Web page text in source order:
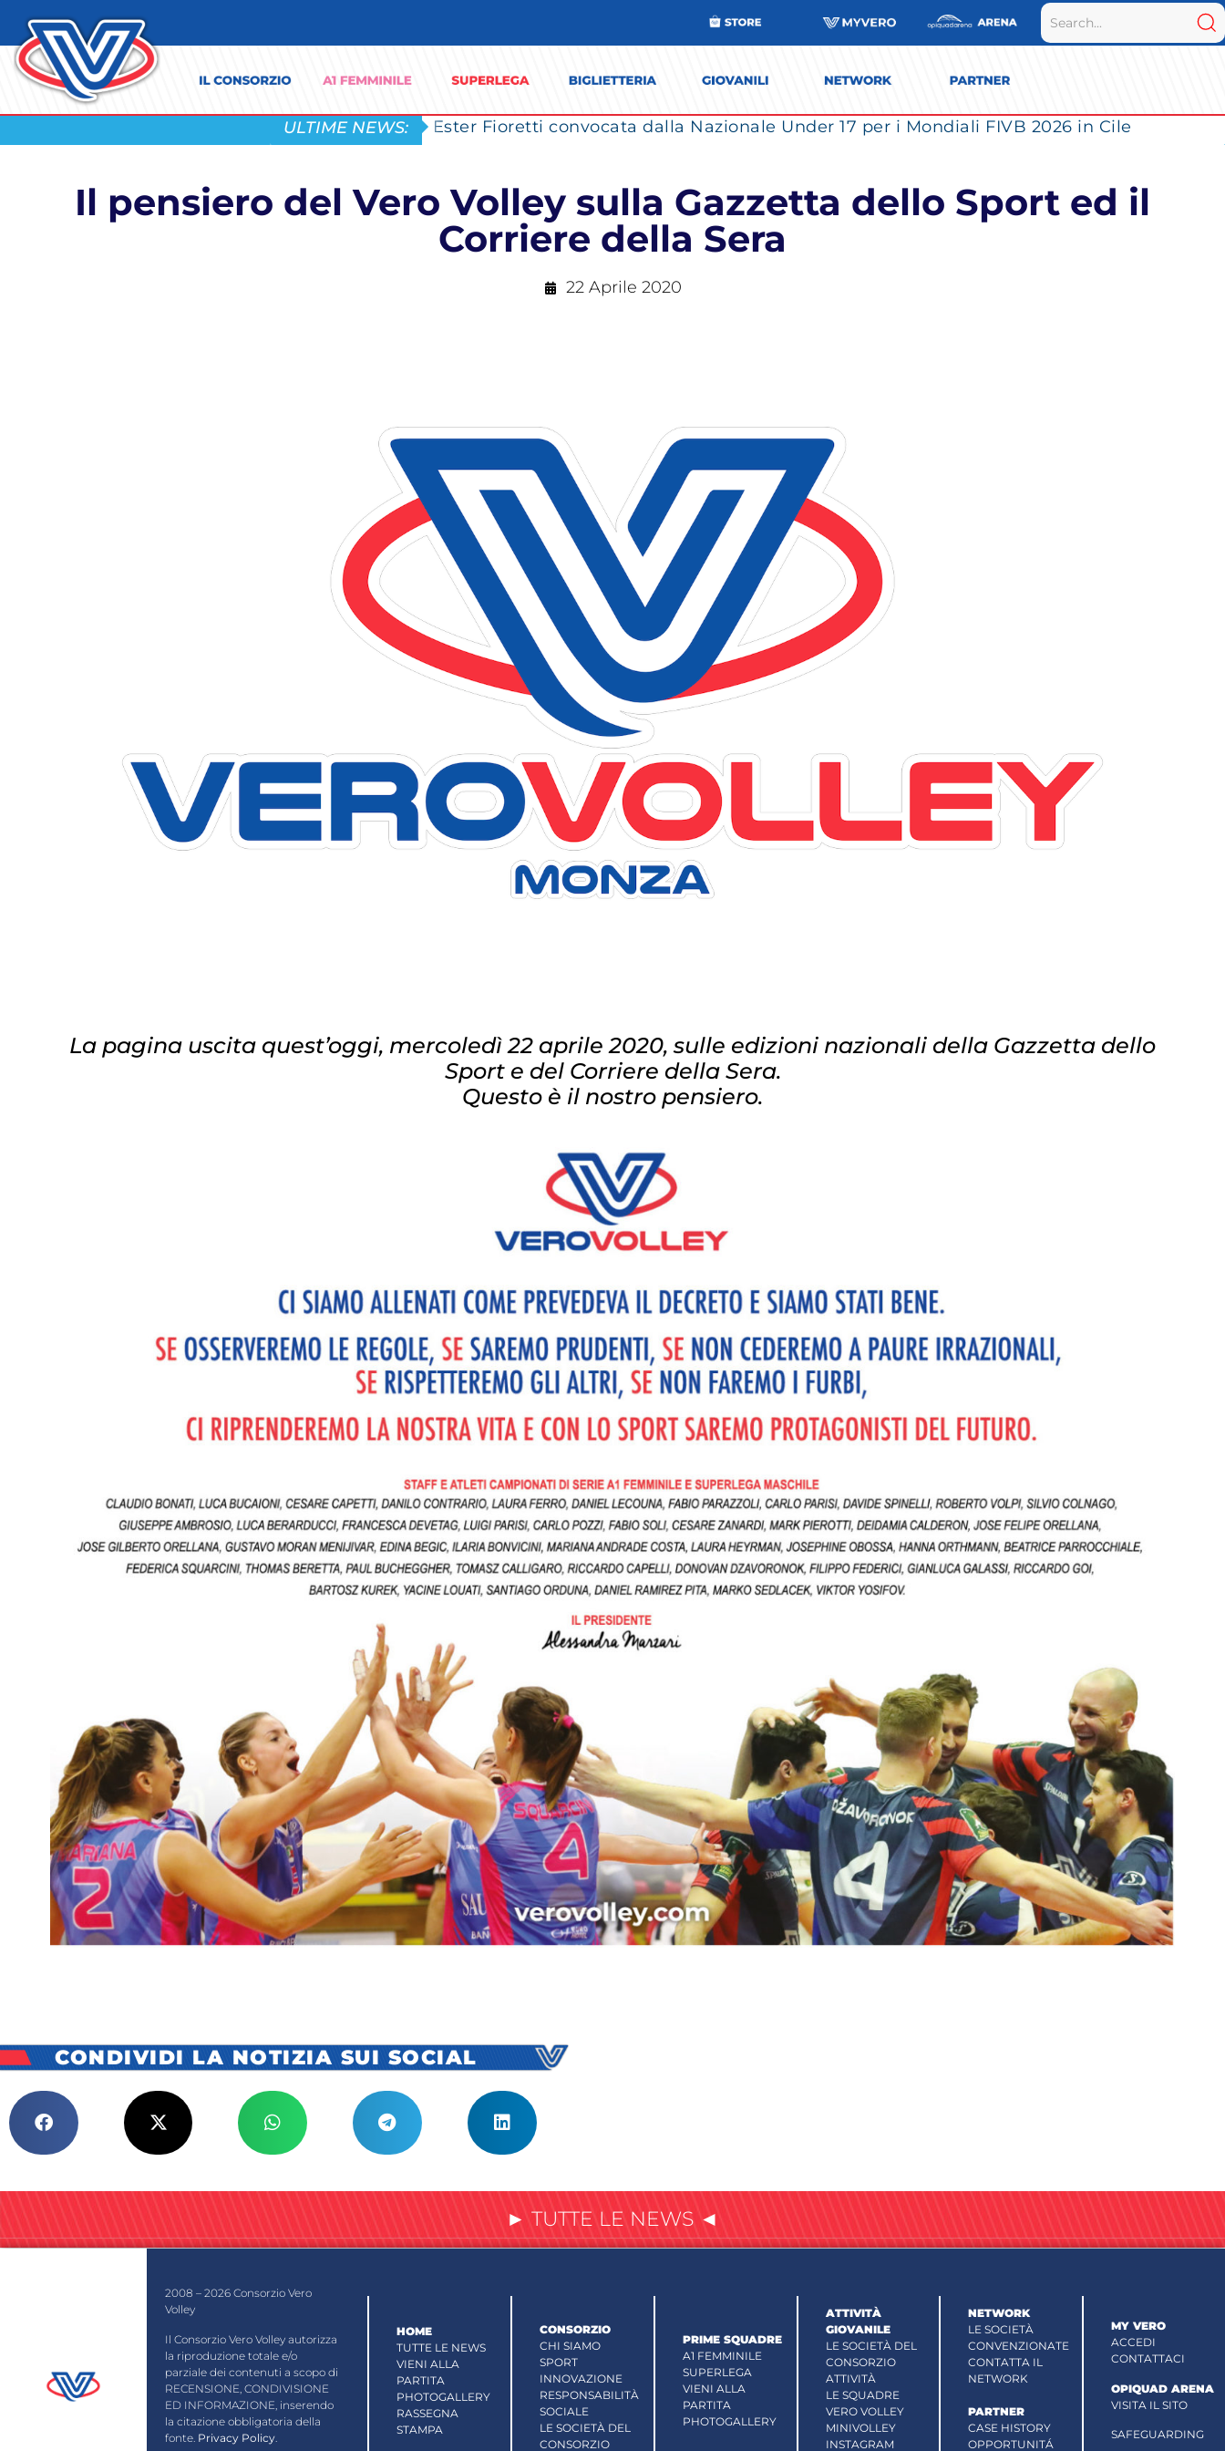
ULTIME NEWS: Ester Fioretti convocata dalla Nazionale Under 17 per i Mondiali FIVB 2026 in Cile
Il pensiero del Vero Volley sulla Gazzetta dello Sport ed il
Corriere della Sera
22 Aprile 2020
La pagina uscita quest’oggi, mercoledì 22 aprile 2020, sulle edizioni nazionali della Gazzetta dello
Sport e del Corriere della Sera.
Questo è il nostro pensiero.
CONDIVIDI LA NOTIZIA SUI SOCIAL
► TUTTE LE NEWS ◄
2008 – 2026 Consorzio Vero
Volley
Il Consorzio Vero Volley autorizza
la riproduzione totale e/o
parziale dei contenuti a scopo di
RECENSIONE, CONDIVISIONE
ED INFORMAZIONE, inserendo
la citazione obbligatoria della
fonte. Privacy Policy
HOME
TUTTE LE NEWS
VIENI ALLA
PARTITA
PHOTOGALLERY
RASSEGNA
STAMPA
CONSORZIO
CHI SIAMO
SPORT
INNOVAZIONE
RESPONSABILITÀ
SOCIALE
LE SOCIETÀ DEL
CONSORZIO
PRIME SQUADRE
A1 FEMMINILE
SUPERLEGA
VIENI ALLA
PARTITA
PHOTOGALLERY
ATTIVITÀ
GIOVANILE
LE SOCIETÀ DEL
CONSORZIO
ATTIVITÀ
LE SQUADRE
VERO VOLLEY
MINIVOLLEY
INSTAGRAM
NETWORK
LE SOCIETÀ
CONVENZIONATE
CONTATTA IL
NETWORK
PARTNER
CASE HISTORY
OPPORTUNITÁ
MY VERO
ACCEDI
CONTATTACI
OPIQUAD ARENA
VISITA IL SITO
SAFEGUARDING